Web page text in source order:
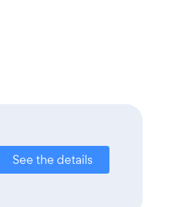
See the details